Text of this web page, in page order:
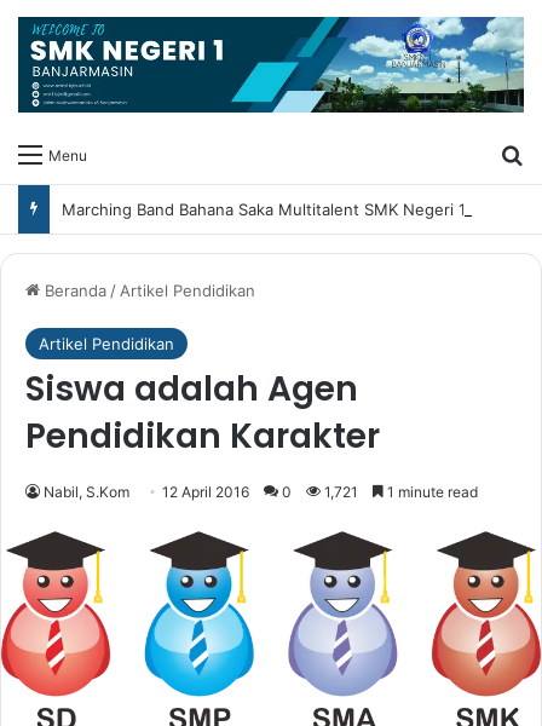
Menu
Beranda/Artikel Pendidikan
Artikel Pendidikan
Siswa adalah Agen
Pendidikan Karakter
Nabil, S.Kom 12 April 2016 0 1,721 1 minute read